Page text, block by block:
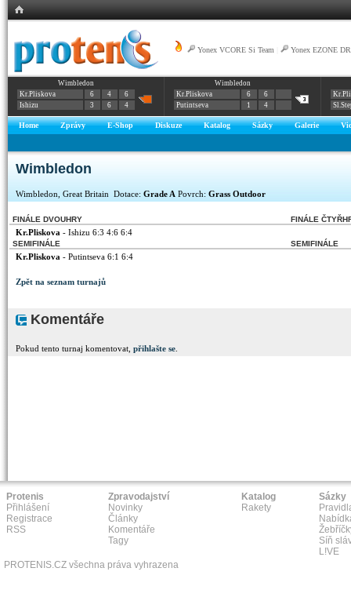
Yonex VCORE Si Team Yonex EZONE
Wimbledon
Kr.Pliskova
6 4
6
Ishizu
3 6 4
Wimbledon
Kr.Pliskova
6
6
Putintseva
1 4
Home Zprávy E-Shop Diskuze Katalog Sázky Galerie
Wimbledon
Wimbledon, Great Britain Dotace: Grade A Povrch: Grass Outdoor
FINÁLE DVOUHRY
Kr.Pliskova - Ishizu 6:3 4:6 6:4
FINÁLE
SEMIFINÁLE
Kr.Pliskova - Putintseva 6:1 6:4
SEMIFINÁLE
Zpět na seznam turnajů
Komentáře
Pokud tento turnaj komentovat, přihlašte se
Protenis
Přihlášení
Registrace
RSS
Zpravodajství
Novinky
Články
Komentáře
Tagy
Katalog
Rakety
Sázky
Síň
L!VE
PROTENIS.CZ všechna práva vyhrazena